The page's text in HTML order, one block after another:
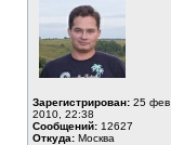
Зарегистрирован: 25 фев
2010, 22:38
Сообщений: 12627
Откуда: Москва